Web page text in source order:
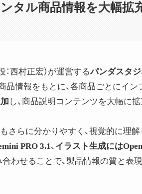
ンタル商品情報を大幅
：西村正宏）が運営するパンダスタ
品情報をもとに、各商品ごとにイン
し、商品説明コンテンツを大幅に
さらに分かりやすく、視覚的に理
PRO 3.1、 イラスト生成には
合わせることで、製品情報の質と表